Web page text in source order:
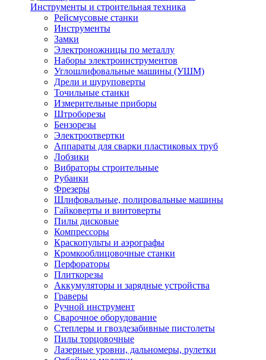
Инструменты и строительная техника
Рейсмусовые станки
Инструменты
Замки
Электроножницы по металлу
Наборы электроинструментов
Углошлифовальные машины (УШМ)
Дрели и шуруповерты
Точильные станки
Измерительные приборы
Штроборезы
Бензорезы
Электроотвертки
Аппараты для сварки пластиковых труб
Лобзики
Вибраторы строительные
Рубанки
Фрезеры
Шлифовальные, полировальные машины
Гайковерты и винтоверты
Пилы дисковые
Компрессоры
Краскопульты и аэрографы
Кромкооблицовочные станки
Перфораторы
Плиткорезы
Аккумуляторы и зарядные устройства
Граверы
Ручной инструмент
Сварочное оборудование
Степлеры и гвоздезабивные пистолеты
Пилы торцовочные
Лазерные уровни, дальномеры, рулетки